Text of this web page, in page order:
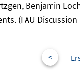
Benjamin
(FAU
<